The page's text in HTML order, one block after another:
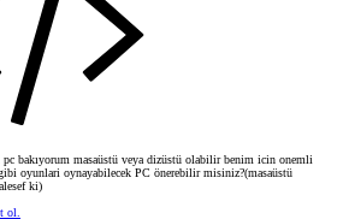
pc bakıyorum masaüstü veya dizüstü olabilir benim icin onemli
oyunlari oynayabilecek PC önerebilir misiniz?(masaüstü
ki)
ol.